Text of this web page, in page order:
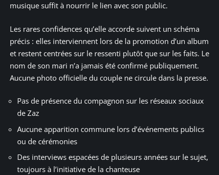
musique suffit à nourrir le lien avec son public.
Les rares confidences qu’elle accorde suivent un schéma
précis : elles interviennent lors de la promotion d’un album
et restent centrées sur le ressenti plutôt que sur les faits. Le
nom de son mari n’a jamais été confirmé publiquement.
Aucune photo officielle du couple ne circule dans la presse.
Pas de présence du compagnon sur les réseaux sociaux
de Zaz
Aucune apparition commune lors d’événements publics
ou de cérémonies
Des interviews espacées de plusieurs années sur le sujet,
toujours à l’initiative de la chanteuse